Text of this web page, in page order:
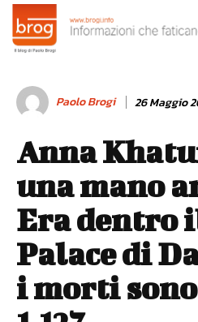
Paolo Brogi 26 Maggio
Anna
una mano
Era dentro
Palace di
i morti